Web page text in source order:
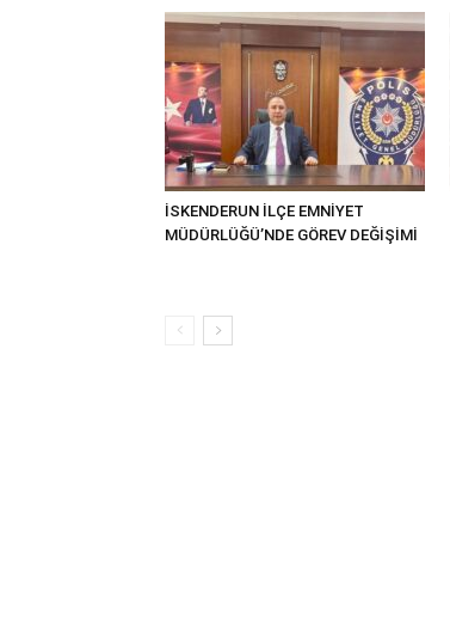
İSKENDERUN İLÇE EMNİYET
MÜDÜRLÜĞÜ’NDE GÖREV DEĞİŞİMİ